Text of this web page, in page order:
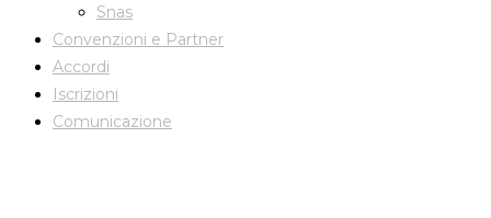
Snas
Convenzioni e Partner
Accordi
Iscrizioni
Comunicazione